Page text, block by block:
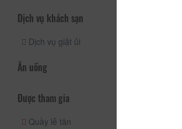
Dịch vụ khách sạn
Dịch vụ giặt ủi
Ăn uống
Được tham gia
Quầy lễ tân